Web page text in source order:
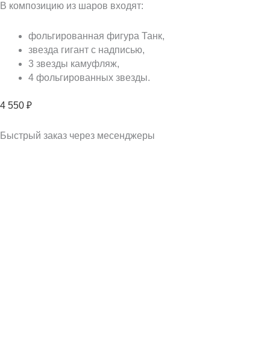
В композицию из шаров входят:
фольгированная фигура Танк,
звезда гигант с надписью,
3 звезды камуфляж,
4 фольгированных звезды.
4 550 ₽
Быстрый заказ через месенджеры